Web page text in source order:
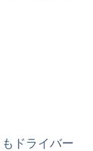
ドライバー